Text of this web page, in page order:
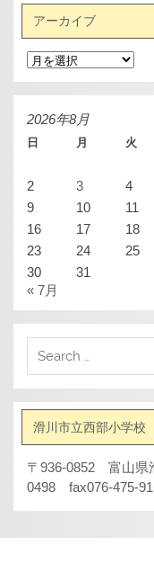
アーカイブ
ア
ー
カ
イ
ブ
2026年8月
日 月 火
2
3 4
9
10 11
16
17 18
23
24 25
30
31
« 7月
滑川市立西部小学校
〒936-0852 富山県
0498 fax076-475-